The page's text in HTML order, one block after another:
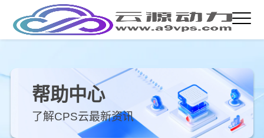
帮助中心
了解CPS云最新资讯